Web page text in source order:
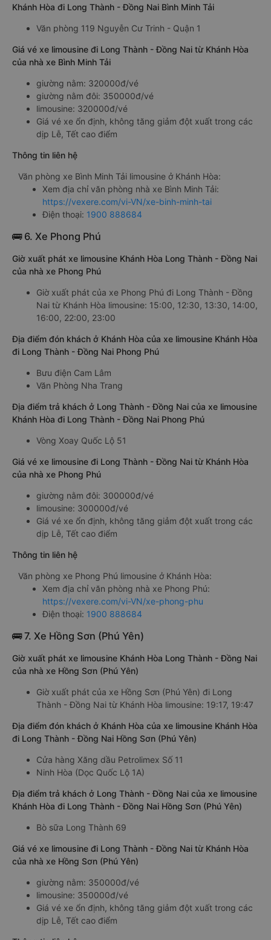
Khánh Hòa đi Long Thành - Đồng Nai Bình Minh Tải
Văn phòng 119 Nguyễn Cư Trinh - Quận 1
Giá vé xe limousine đi Long Thành - Đồng Nai từ Khánh Hòa
của nhà xe Bình Minh Tải
giường nằm: 320000đ/vé
giường nằm đôi: 350000đ/vé
limousine: 320000đ/vé
Giá vé xe ổn định, không tăng giảm đột xuất trong các
dịp Lễ, Tết cao điểm
Thông tin liên hệ
Văn phòng xe Bình Minh Tải limousine ở Khánh Hòa:
Xem địa chỉ văn phòng nhà xe Bình Minh Tải:
https://vexere.com/vi-VN/xe-binh-minh-tai
Điện thoại: 1900 888684
🚌 6. Xe Phong Phú
Giờ xuất phát xe limousine Khánh Hòa Long Thành - Đồng Nai
của nhà xe Phong Phú
Giờ xuất phát của xe Phong Phú đi Long Thành - Đồng
Nai từ Khánh Hòa limousine: 15:00, 12:30, 13:30, 14:00,
16:00, 22:00, 23:00
Địa điểm đón khách ở Khánh Hòa của xe limousine Khánh Hòa
đi Long Thành - Đồng Nai Phong Phú
Bưu điện Cam Lâm
Văn Phòng Nha Trang
Địa điểm trả khách ở Long Thành - Đồng Nai của xe limousine
Khánh Hòa đi Long Thành - Đồng Nai Phong Phú
Vòng Xoay Quốc Lộ 51
Giá vé xe limousine đi Long Thành - Đồng Nai từ Khánh Hòa
của nhà xe Phong Phú
giường nằm đôi: 300000đ/vé
limousine: 300000đ/vé
Giá vé xe ổn định, không tăng giảm đột xuất trong các
dịp Lễ, Tết cao điểm
Thông tin liên hệ
Văn phòng xe Phong Phú limousine ở Khánh Hòa:
Xem địa chỉ văn phòng nhà xe Phong Phú:
https://vexere.com/vi-VN/xe-phong-phu
Điện thoại: 1900 888684
🚌 7. Xe Hồng Sơn (Phú Yên)
Giờ xuất phát xe limousine Khánh Hòa Long Thành - Đồng Nai
của nhà xe Hồng Sơn (Phú Yên)
Giờ xuất phát của xe Hồng Sơn (Phú Yên) đi Long
Thành - Đồng Nai từ Khánh Hòa limousine: 19:17, 19:47
Địa điểm đón khách ở Khánh Hòa của xe limousine Khánh Hòa
đi Long Thành - Đồng Nai Hồng Sơn (Phú Yên)
Cửa hàng Xăng dầu Petrolimex Số 11
Ninh Hòa (Dọc Quốc Lộ 1A)
Địa điểm trả khách ở Long Thành - Đồng Nai của xe limousine
Khánh Hòa đi Long Thành - Đồng Nai Hồng Sơn (Phú Yên)
Bò sữa Long Thành 69
Giá vé xe limousine đi Long Thành - Đồng Nai từ Khánh Hòa
của nhà xe Hồng Sơn (Phú Yên)
giường nằm: 350000đ/vé
limousine: 350000đ/vé
Giá vé xe ổn định, không tăng giảm đột xuất trong các
dịp Lễ, Tết cao điểm